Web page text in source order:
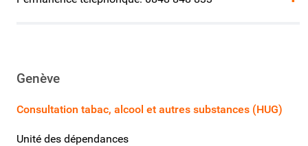
Genève
Consultation tabac, alcool et autres substances (HUG)
Unité des dépendances